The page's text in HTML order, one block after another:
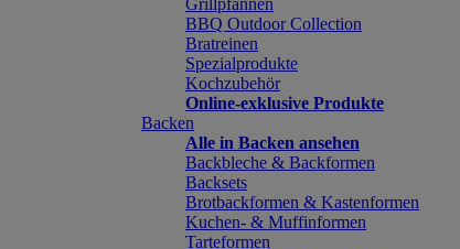
Grillpfannen
BBQ Outdoor Collection
Bratreinen
Spezialprodukte
Kochzubehör
Online-exklusive Produkte
Backen
Alle in Backen ansehen
Backbleche & Backformen
Backsets
Brotbackformen & Kastenformen
Kuchen- & Muffinformen
Tarteformen